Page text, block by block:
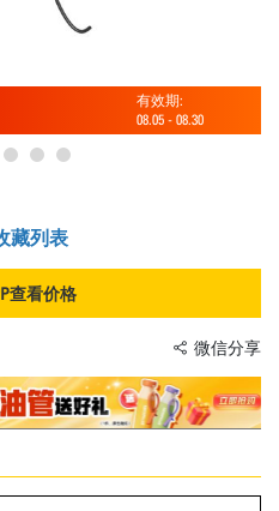
有效期:
08.05 - 08.30
藏列表
查看价格
微信分享